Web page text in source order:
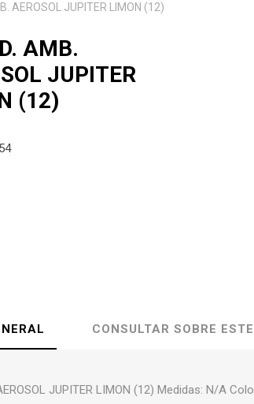
AEROSOL JUPITER LIMON (12)
AMB.
JUPITER
(12)
CONSULTAR SOBRE
JUPITER LIMON (12) Medidas: N/A